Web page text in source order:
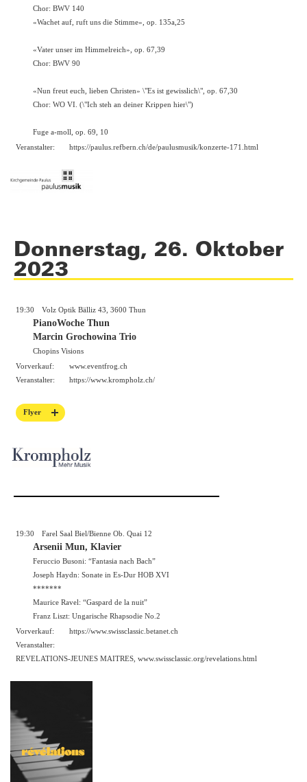
Chor: BWV 140
«Wachet auf, ruft uns die Stimme», op. 135a,25
«Vater unser im Himmelreich», op. 67,39
Chor: BWV 90
«Nun freut euch, lieben Christen» \"Es ist gewisslich\", op. 67,30
Chor: WO VI. (\"Ich steh an deiner Krippen hier\")
Fuge a-moll, op. 69, 10
Veranstalter:
https://paulus.refbern.ch/de/paulusmusik/konzerte-171.html
Donnerstag, 26. Oktober
2023
19:30 Volz Optik Bälliz 43, 3600 Thun
PianoWoche Thun
Marcin Grochowina Trio
Chopins Visions
Vorverkauf:
www.eventfrog.ch
Veranstalter:
https://www.krompholz.ch/
Flyer
19:30 Farel Saal Biel/Bienne Ob. Quai 12
Arsenii Mun, Klavier
Feruccio Busoni: “Fantasia nach Bach”
Joseph Haydn: Sonate in Es-Dur HOB XVI
*******
Maurice Ravel: “Gaspard de la nuit”
Franz Liszt: Ungarische Rhapsodie No.2
Vorverkauf:
https://www.swissclassic.betanet.ch
Veranstalter:
REVELATIONS-JEUNES MAITRES, www.swissclassic.org/revelations.html